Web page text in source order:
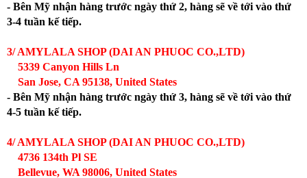
- Bên Mỹ nhận hàng trước ngày thứ 2, hàng sẽ về tới vào thứ
3-4 tuần kế tiếp.
3/ AMYLALA SHOP (DAI AN PHUOC CO.,LTD)
5339 Canyon Hills Ln
San Jose, CA 95138, United States
- Bên Mỹ nhận hàng trước ngày thứ 3, hàng sẽ về tới vào thứ
4-5 tuần kế tiếp.
4/ AMYLALA SHOP (DAI AN PHUOC CO.,LTD)
4736 134th Pl SE
Bellevue, WA 98006, United States